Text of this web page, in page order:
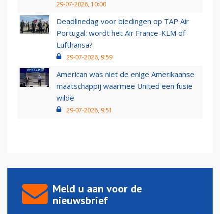
29-07-2026, 10:00
Deadlinedag voor biedingen op TAP Air
Portugal: wordt het Air France-KLM of
Lufthansa?
29-07-2026, 9:59
American was niet de enige Amerikaanse
maatschappij waarmee United een fusie
wilde
29-07-2026, 9:51
Meld u aan voor de
nieuwsbrief